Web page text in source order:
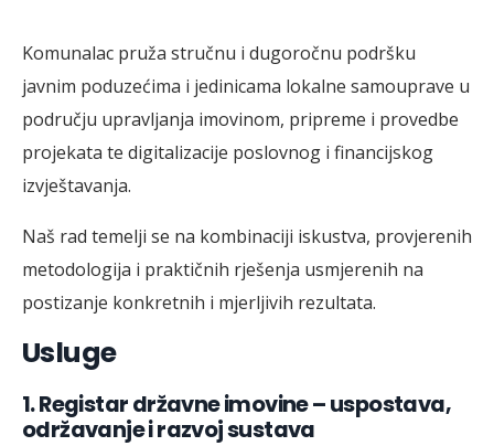
Komunalac pruža stručnu i dugoročnu podršku
javnim poduzećima i jedinicama lokalne samouprave u
području upravljanja imovinom, pripreme i provedbe
projekata te digitalizacije poslovnog i financijskog
izvještavanja.
Naš rad temelji se na kombinaciji iskustva, provjerenih
metodologija i praktičnih rješenja usmjerenih na
postizanje konkretnih i mjerljivih rezultata.
Usluge
1.Registar državne imovine – uspostava,
održavanje i razvoj sustava